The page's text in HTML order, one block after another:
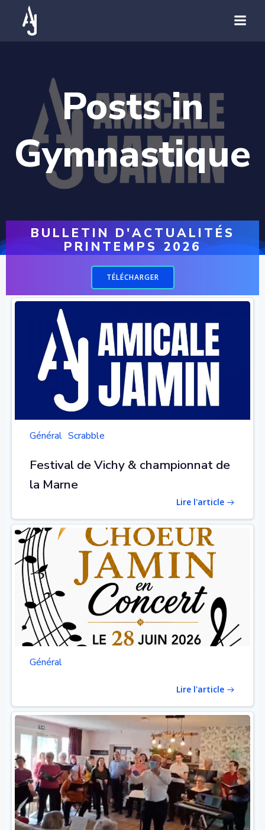
Posts in
Gymnastique
BULLETIN D'ACTUALITÉS
PRINTEMPS 2026
TÉLÉCHARGER
Général Scrabble
Festival de Vichy & championnat de
la Marne
Lire l'article
Général
Lire l'article